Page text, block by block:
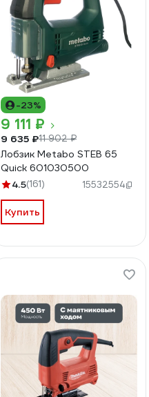
-23%
9 111 ₽
9 635 ₽11 902 ₽
Лобзик Metabo STEB 65
Quick 601030500
4.5(161) 15532554
Купить